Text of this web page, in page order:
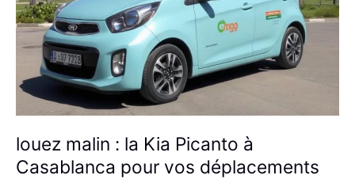
louez malin : la Kia Picanto à
Casablanca pour vos déplacements